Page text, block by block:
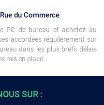
du Commerce
PC de bureau et achetez au
accordées régulièrement sur
dans les plus brefs délais
mis en place.
SUR :